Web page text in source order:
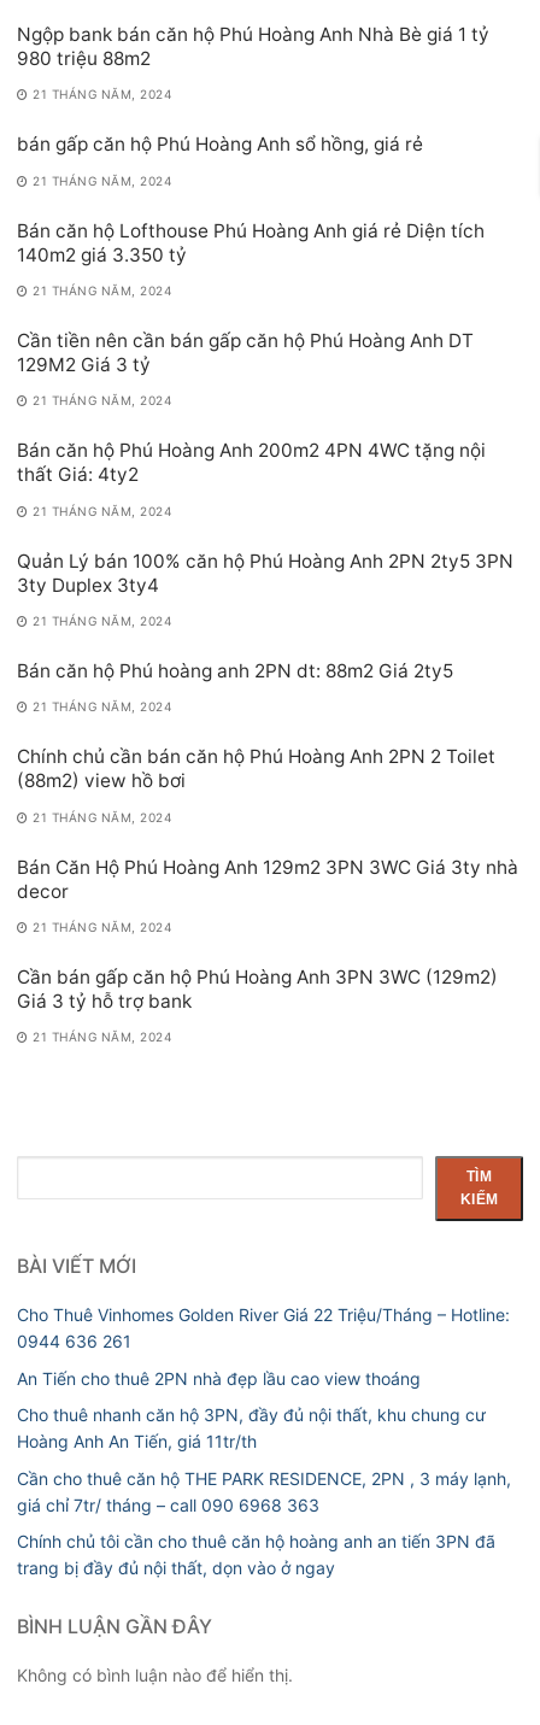
Ngộp bank bán căn hộ Phú Hoàng Anh Nhà Bè giá 1 tỷ
980 triệu 88m2
21 THÁNG NĂM, 2024
bán gấp căn hộ Phú Hoàng Anh sổ hồng, giá rẻ
21 THÁNG NĂM, 2024
Bán căn hộ Lofthouse Phú Hoàng Anh giá rẻ Diện tích
140m2 giá 3.350 tỷ
21 THÁNG NĂM, 2024
Cần tiền nên cần bán gấp căn hộ Phú Hoàng Anh DT
129M2 Giá 3 tỷ
21 THÁNG NĂM, 2024
Bán căn hộ Phú Hoàng Anh 200m2 4PN 4WC tặng nội
thất Giá: 4ty2
21 THÁNG NĂM, 2024
Quản Lý bán 100% căn hộ Phú Hoàng Anh 2PN 2ty5 3PN
3ty Duplex 3ty4
21 THÁNG NĂM, 2024
Bán căn hộ Phú hoàng anh 2PN dt: 88m2 Giá 2ty5
21 THÁNG NĂM, 2024
Chính chủ cần bán căn hộ Phú Hoàng Anh 2PN 2 Toilet
(88m2) view hồ bơi
21 THÁNG NĂM, 2024
Bán Căn Hộ Phú Hoàng Anh 129m2 3PN 3WC Giá 3ty nhà
decor
21 THÁNG NĂM, 2024
Cần bán gấp căn hộ Phú Hoàng Anh 3PN 3WC (129m2)
Giá 3 tỷ hỗ trợ bank
21 THÁNG NĂM, 2024
kiếm
TÌM
KIẾM
BÀI VIẾT MỚI
Cho Thuê Vinhomes Golden River Giá 22 Triệu/Tháng – Hotline:
0944 636 261
An Tiến cho thuê 2PN nhà đẹp lầu cao view thoáng
Cho thuê nhanh căn hộ 3PN, đầy đủ nội thất, khu chung cư
Hoàng Anh An Tiến, giá 11tr/th
Cần cho thuê căn hộ THE PARK RESIDENCE, 2PN , 3 máy lạnh,
giá chỉ 7tr/ tháng – call 090 6968 363
Chính chủ tôi cần cho thuê căn hộ hoàng anh an tiến 3PN đã
trang bị đầy đủ nội thất, dọn vào ở ngay
BÌNH LUẬN GẦN ĐÂY
Không có bình luận nào để hiển thị.